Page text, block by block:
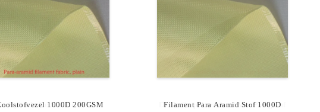
Hybride De Stoffen1500d
De De Stapelvezelstof Van Paragraaf
1000D 200GSM
Filament Para Aramid Stof 1000D